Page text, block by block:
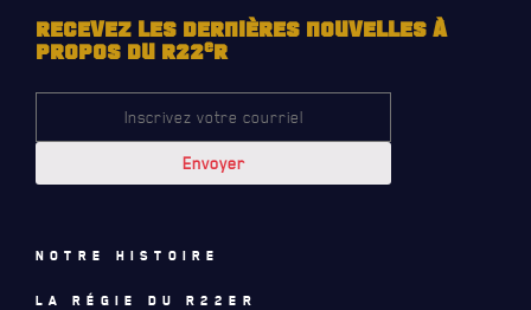
INFOLETTRE
RECEVEZ NOS DERNIÈRES NOUVELLES À PROPOS DU R22ER
RECEVEZ LES DERNIÈRES NOUVELLES À
PROPOS DU R22eR
Notre histoire
La régie du R22eR